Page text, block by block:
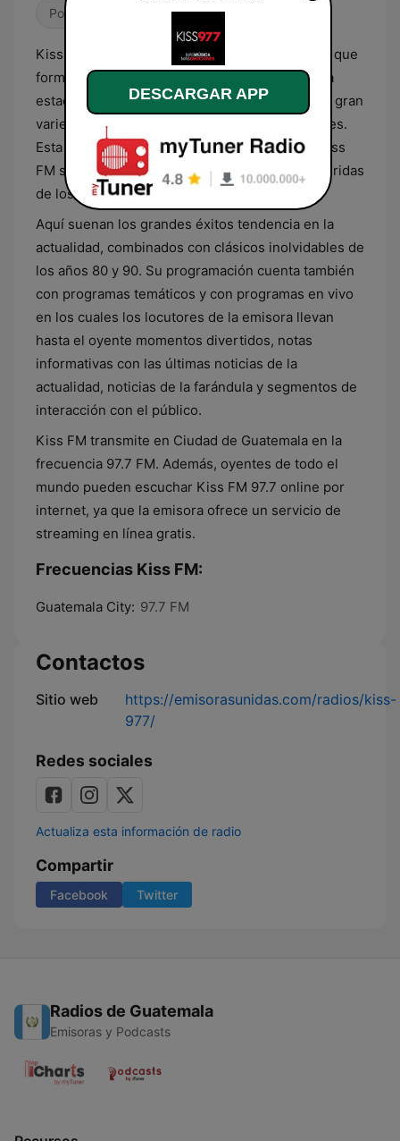
Pop / Top 40 Éxitos clásicos
Kiss FM es una emisora de radio guatemalteca que
forma parte del Grupo Emisoras Unidas. Es una
estación de enfoque musical, presentando una gran
variedad de géneros y de décadas a sus oyentes.
Esta variedad es una de las razones por qué Kiss
FM se ha convertido en una de las radios preferidas
de los Guatemaltecos.
Aquí suenan los grandes éxitos tendencia en la
actualidad, combinados con clásicos inolvidables de
los años 80 y 90. Su programación cuenta también
con programas temáticos y con programas en vivo
en los cuales los locutores de la emisora llevan
hasta el oyente momentos divertidos, notas
informativas con las últimas noticias de la
actualidad, noticias de la farándula y segmentos de
interacción con el público.
Kiss FM transmite en Ciudad de Guatemala en la
frecuencia 97.7 FM. Además, oyentes de todo el
mundo pueden escuchar Kiss FM 97.7 online por
internet, ya que la emisora ofrece un servicio de
streaming en línea gratis.
Frecuencias Kiss FM:
Guatemala City: 97.7 FM
Contactos
Sitio web
https://emisorasunidas.com/radios/kiss-
977/
Redes sociales
Actualiza esta información de radio
Compartir
Facebook Twitter
Radios de Guatemala
Emisoras y Podcasts
DESCARGAR APP